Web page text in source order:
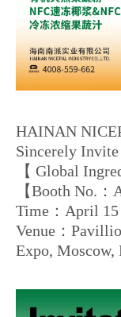
HAINAN
Sincerely Invite
【 Global
【Booth No.：
Time：April 15
Venue：
Expo, Moscow,